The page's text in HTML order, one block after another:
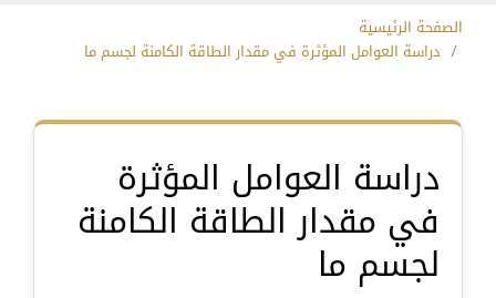
الصفحة الرئيسية
دراسة العوامل المؤثرة في مقدار الطاقة الكامنة لجسم ما
دراسة العوامل المؤثرة
في مقدار الطاقة الكامنة
لجسم ما